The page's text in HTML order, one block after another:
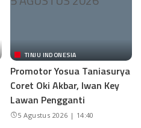
TINJU INDONESIA
Promotor Yosua Taniasurya
Coret Oki Akbar, Iwan Key
Lawan Pengganti
5 Agustus 2026 | 14:40